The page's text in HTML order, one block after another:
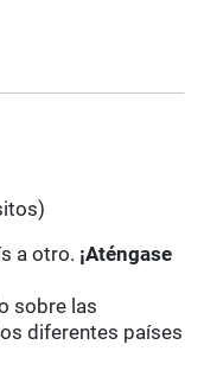
a otro. ¡Aténgase
sobre las
diferentes países